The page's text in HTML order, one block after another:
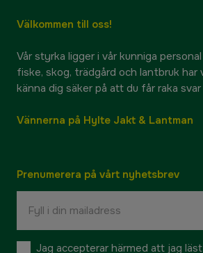
Välkommen till oss!
Vår styrka ligger i vår kunniga
fiske, skog, trädgård och lantbruk har
känna dig säker på att du får raka
Vännerna på Hylte Jakt & Lantman
Prenumerera på vårt nyhetsbrev
Jag accepterar härmed att jag